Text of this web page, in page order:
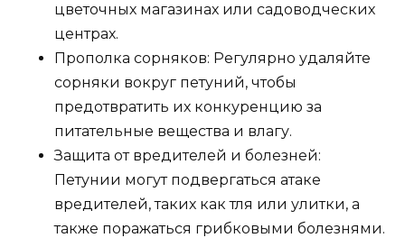
цветочных магазинах или садоводческих
центрах.
Прополка сорняков: Регулярно удаляйте
сорняки вокруг петуний, чтобы
предотвратить их конкуренцию за
питательные вещества и влагу.
Защита от вредителей и болезней:
Петунии могут подвергаться атаке
вредителей, таких как тля или улитки, а
также поражаться грибковыми болезнями.